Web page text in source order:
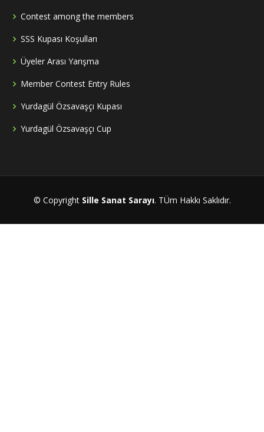
Contest among the members
SSS Kupası Koşulları
Üyeler Arası Yarışma
Member Contest Entry Rules
Yurdagül Özsavaşçı Kupası
Yurdagül Özsavaşçı Cup
© Copyright Sille Sanat Sarayı. TÜm Hakkı Saklıdır.